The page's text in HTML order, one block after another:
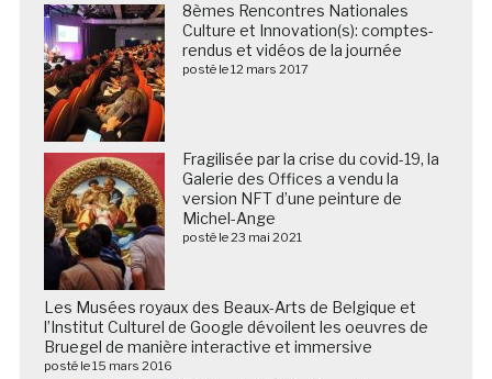
8èmes Rencontres Nationales
Culture et Innovation(s): comptes-
rendus et vidéos de la journée
posté le 12 mars 2017
Fragilisée par la crise du covid-19, la
Galerie des Offices a vendu la
version NFT d’une peinture de
Michel-Ange
posté le 23 mai 2021
Les Musées royaux des Beaux-Arts de Belgique et
l’Institut Culturel de Google dévoilent les oeuvres de
Bruegel de manière interactive et immersive
posté le 15 mars 2016